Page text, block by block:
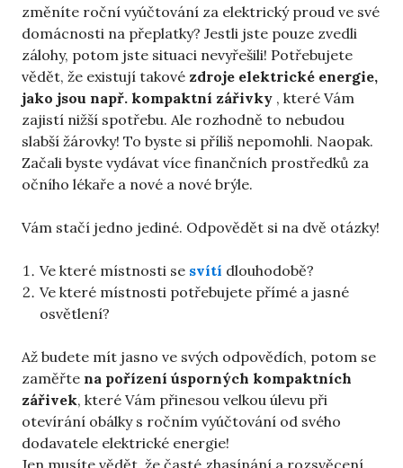
změníte roční vyúčtování za elektrický proud ve své
domácnosti na přeplatky? Jestli jste pouze zvedli
zálohy, potom jste situaci nevyřešili! Potřebujete
vědět, že existují takové zdroje elektrické energie,
jako jsou např. kompaktní zářivky , které Vám
zajistí nižší spotřebu. Ale rozhodně to nebudou
slabší žárovky! To byste si příliš nepomohli. Naopak.
Začali byste vydávat více finančních prostředků za
očního lékaře a nové a nové brýle.
Vám stačí jedno jediné. Odpovědět si na dvě otázky!
Ve které místnosti se svítí dlouhodobě?
Ve které místnosti potřebujete přímé a jasné
osvětlení?
Až budete mít jasno ve svých odpovědích, potom se
zaměřte na pořízení úsporných kompaktních
zářivek, které Vám přinesou velkou úlevu při
otevírání obálky s ročním vyúčtování od svého
dodavatele elektrické energie!
Jen musíte vědět, že časté zhasínání a rozsvěcení